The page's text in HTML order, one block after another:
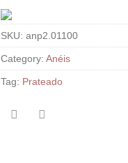
SKU: anp2.01100
Category: Anéis
Tag: Prateado